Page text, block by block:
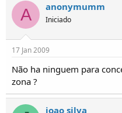
A anonymumm
Iniciado
17 Jan 2009
Não ha ninguem para
zona ?
joao silva